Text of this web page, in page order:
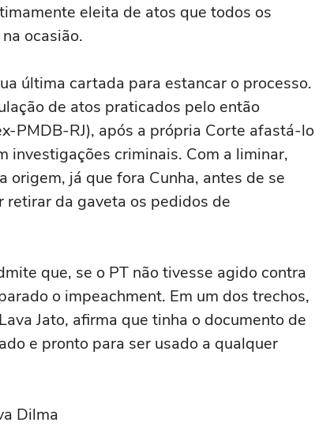
eleita de atos que todos os
ocasião.
última cartada para estancar o processo.
de atos praticados pelo então
PMDB-RJ), após a própria Corte afastá-lo
investigações criminais. Com a liminar,
origem, já que fora Cunha, antes de se
retirar da gaveta os pedidos de
que, se o PT não tivesse agido contra
o impeachment. Em um dos trechos,
Jato, afirma que tinha o documento de
e pronto para ser usado a qualquer
Dilma